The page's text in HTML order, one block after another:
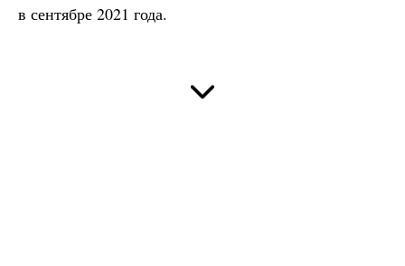
в сентябре 2021 года.